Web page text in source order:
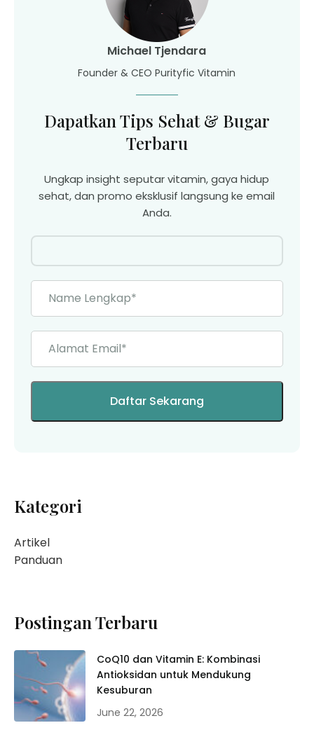
Michael Tjendara
Founder & CEO Purityfic Vitamin
Dapatkan Tips Sehat & Bugar
Terbaru
Ungkap insight seputar vitamin, gaya hidup
sehat, dan promo eksklusif langsung ke email
Anda.
Kategori
Artikel
Panduan
Postingan Terbaru
CoQ10 dan Vitamin E: Kombinasi
Antioksidan untuk Mendukung
Kesuburan
June 22, 2026